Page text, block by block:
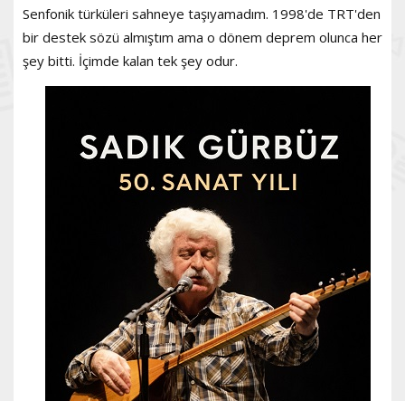
Senfonik türküleri sahneye taşıyamadım. 1998'de TRT'den
bir destek sözü almıştım ama o dönem deprem olunca her
şey bitti. İçimde kalan tek şey odur.